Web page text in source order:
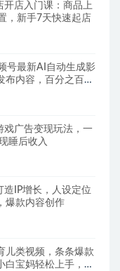
开店入门课：商品上
，新手7天快速起店
号最新AI自动生成影
布内容，百分之百过
戏广告变现玩法，一
睡后收入
造IP增长，人设定位
爆款内容创作
儿类视频，条条爆款
白宝妈轻松上手，月